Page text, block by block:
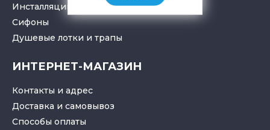
Инсталляции для санузлов
Cифоны
Душевые лотки и трапы
ИНТЕРНЕТ-МАГАЗИН
Контакты и адрес
Доставка и самовывоз
Способы оплаты